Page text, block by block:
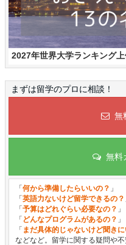
2027年世界大学ランキング
まずは留学のプロに相談！
無
無料
「 何から準備したらいいの？ 」
「 英語力ないけど留学できるの？
「 予算はどれぐらい必要なの？ 」
「 どんなプログラムがあるの？ 」
「 まだ具体的じゃないけど聞き
などなど。留学に関する疑問や